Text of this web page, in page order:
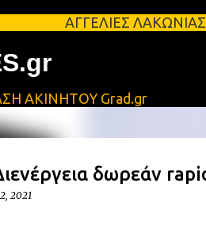
ΛΑΚΩΝΙΑΣ
ΑΚΙΝΗΤΟΥ Grad.gr
δωρεάν
2021